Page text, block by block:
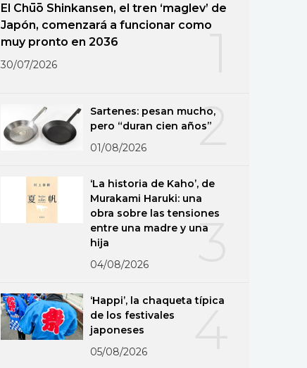
El Chūō Shinkansen, el tren ‘maglev’ de
Japón, comenzará a funcionar como
muy pronto en 2036
30/07/2026
2
Sartenes: pesan mucho,
pero “duran cien años”
01/08/2026
3
‘La historia de Kaho’, de
Murakami Haruki: una
obra sobre las tensiones
entre una madre y una
hija
04/08/2026
4
‘Happi’, la chaqueta típica
de los festivales
japoneses
05/08/2026